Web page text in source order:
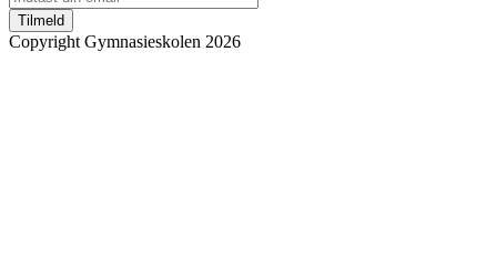
Tilmeld
Copyright Gymnasieskolen 2026